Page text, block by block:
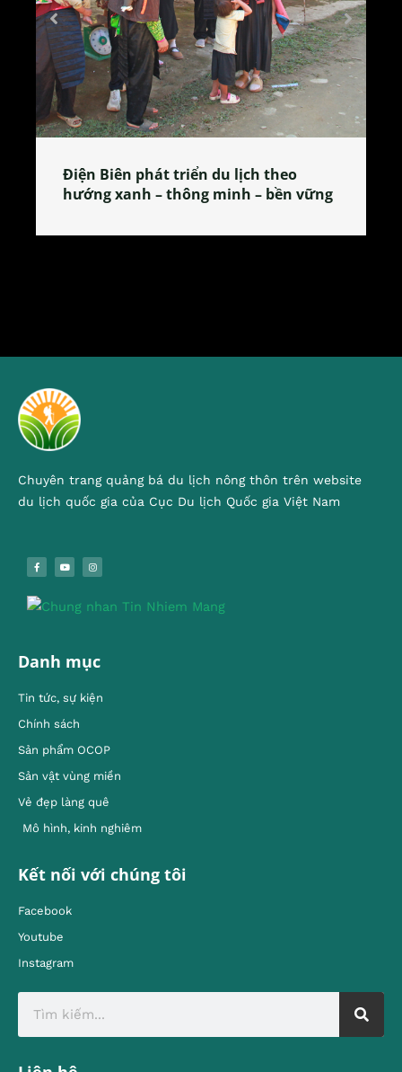
Làng làm bánh tẻ Phú Nhi – nơi lan
tỏa đặc sản xứ Đoài
Chuyên trang quảng bá du lịch nông thôn trên website
du lịch quốc gia của Cục Du lịch Quốc gia Việt Nam
Danh mục
Tin tức, sự kiện
Chính sách
Sản phẩm OCOP
Sản vật vùng miền
Vẻ đẹp làng quê
Mô hình, kinh nghiêm
Kết nối với chúng tôi
Facebook
Youtube
Instagram